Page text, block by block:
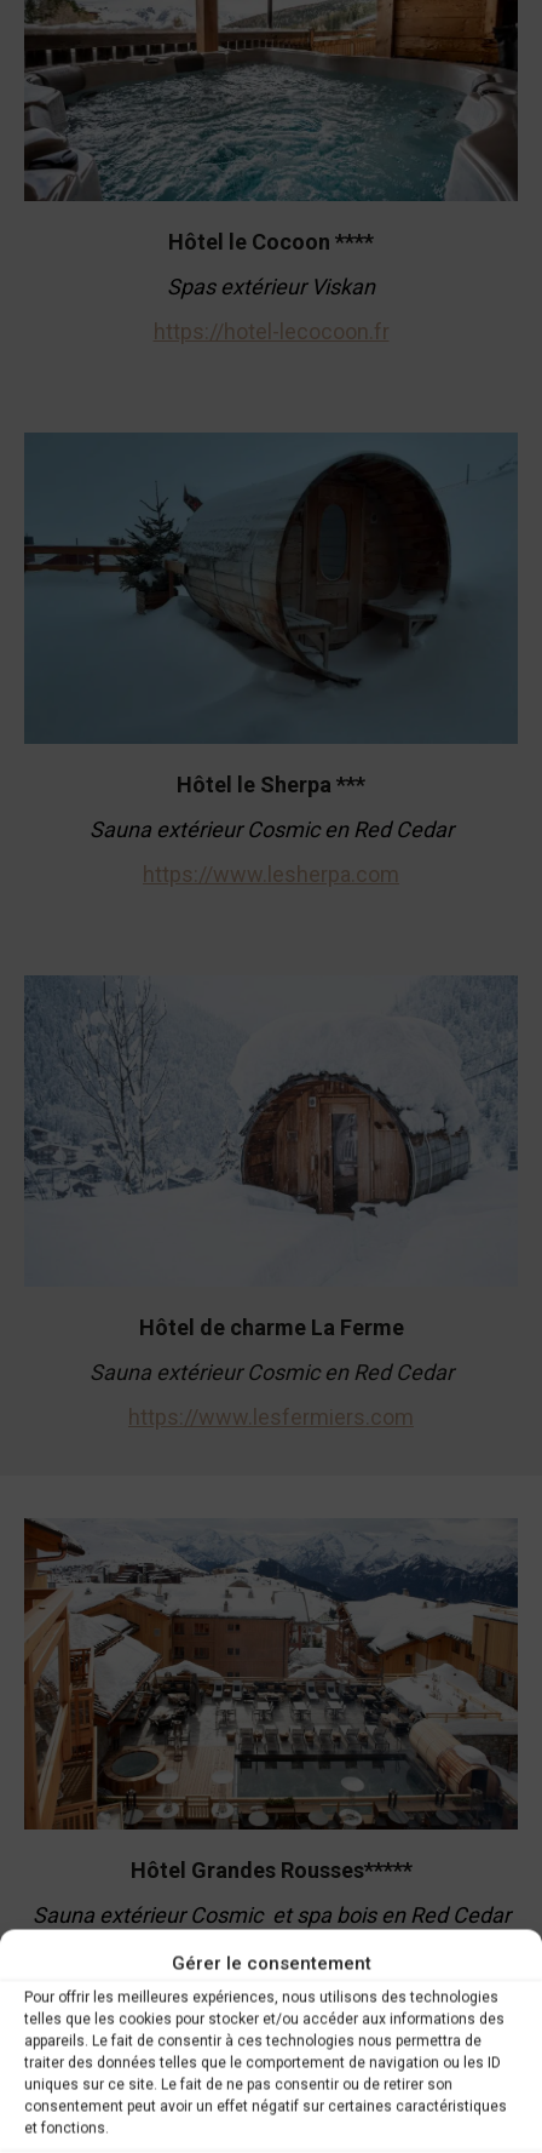
Gérer le consentement
Pour offrir les meilleures expériences, nous utilisons des technologies
telles que les cookies pour stocker et/ou accéder aux informations des
appareils. Le fait de consentir à ces technologies nous permettra de
traiter des données telles que le comportement de navigation ou les ID
uniques sur ce site. Le fait de ne pas consentir ou de retirer son
consentement peut avoir un effet négatif sur certaines caractéristiques
et fonctions.
Hôtel le Cocoon ****
Spas extérieur Viskan
https://hotel-lecocoon.fr
Hôtel le Sherpa ***
Sauna extérieur Cosmic en Red Cedar
https://www.lesherpa.com
Hôtel de charme La Ferme
Sauna extérieur Cosmic en Red Cedar
https://www.lesfermiers.com
Hôtel Grandes Rousses*****
Sauna extérieur Cosmic et spa bois en Red Cedar
https://www.hotelgrandesrousses.com